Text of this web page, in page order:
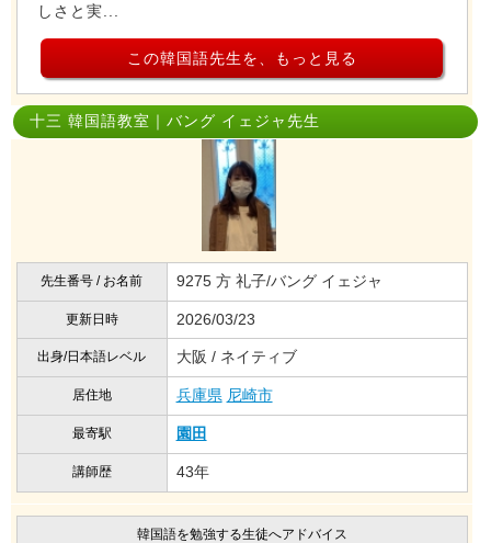
しさと実...
この韓国語先生を、もっと見る
十三 韓国語教室｜バング イェジャ先生
先生番号 / お名前 9275 方 礼子/バング イェジャ
更新日時 2026/03/23
出身/日本語レベル 大阪 / ネイティブ
居住地 兵庫県 尼崎市
最寄駅 園田
講師歴 43年
韓国語を勉強する生徒へアドバイス